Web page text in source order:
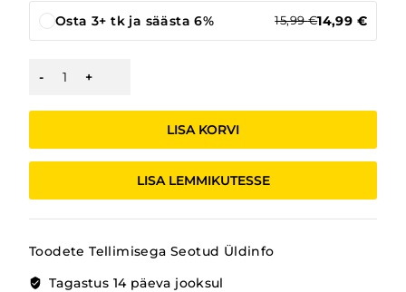
Osta 3+ tk ja säästa 6% 15,99€14,99 €
AUTORADA
OSA
LISA KORVI
LISA LEMMIKUTESSE
Toodete Tellimisega Seotud Üldinfo
Tagastus 14 päeva jooksul